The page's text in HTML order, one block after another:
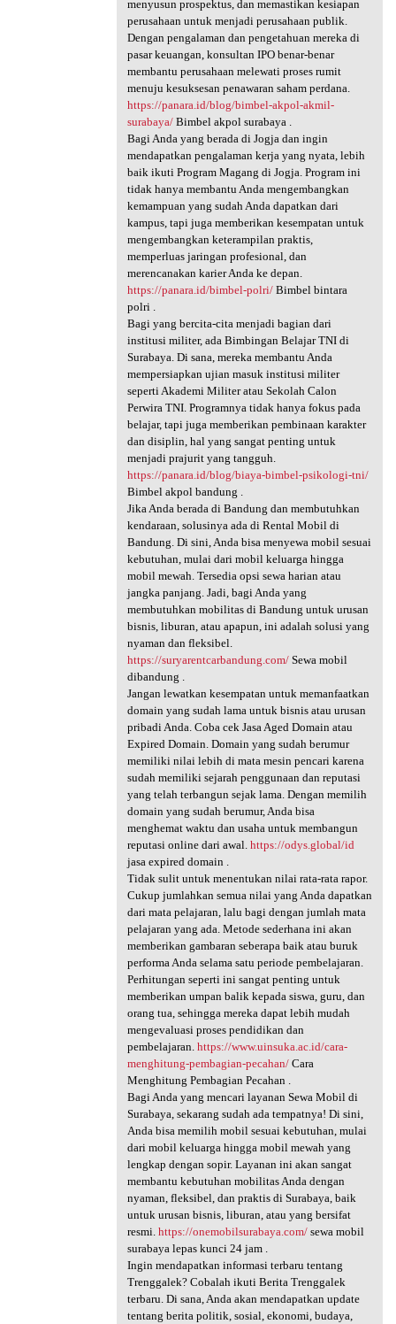
menyusun prospektus, dan memastikan kesiapan
perusahaan untuk menjadi perusahaan publik.
Dengan pengalaman dan pengetahuan mereka di
pasar keuangan, konsultan IPO benar-benar
membantu perusahaan melewati proses rumit
menuju kesuksesan penawaran saham perdana.
https://panara.id/blog/bimbel-akpol-akmil-
surabaya/Bimbel akpol surabaya .
Bagi Anda yang berada di Jogja dan ingin
mendapatkan pengalaman kerja yang nyata, lebih
baik ikuti Program Magang di Jogja. Program ini
tidak hanya membantu Anda mengembangkan
kemampuan yang sudah Anda dapatkan dari
kampus, tapi juga memberikan kesempatan untuk
mengembangkan keterampilan praktis,
memperluas jaringan profesional, dan
merencanakan karier Anda ke depan.
https://panara.id/bimbel-polri/Bimbel bintara
polri .
Bagi yang bercita-cita menjadi bagian dari
institusi militer, ada Bimbingan Belajar TNI di
Surabaya. Di sana, mereka membantu Anda
mempersiapkan ujian masuk institusi militer
seperti Akademi Militer atau Sekolah Calon
Perwira TNI. Programnya tidak hanya fokus pada
belajar, tapi juga memberikan pembinaan karakter
dan disiplin, hal yang sangat penting untuk
menjadi prajurit yang tangguh.
https://panara.id/blog/biaya-bimbel-psikologi-tni/
Bimbel akpol bandung .
Jika Anda berada di Bandung dan membutuhkan
kendaraan, solusinya ada di Rental Mobil di
Bandung. Di sini, Anda bisa menyewa mobil sesuai
kebutuhan, mulai dari mobil keluarga hingga
mobil mewah. Tersedia opsi sewa harian atau
jangka panjang. Jadi, bagi Anda yang
membutuhkan mobilitas di Bandung untuk urusan
bisnis, liburan, atau apapun, ini adalah solusi yang
nyaman dan fleksibel.
https://suryarentcarbandung.com/Sewa mobil
dibandung .
Jangan lewatkan kesempatan untuk memanfaatkan
domain yang sudah lama untuk bisnis atau urusan
pribadi Anda. Coba cek Jasa Aged Domain atau
Expired Domain. Domain yang sudah berumur
memiliki nilai lebih di mata mesin pencari karena
sudah memiliki sejarah penggunaan dan reputasi
yang telah terbangun sejak lama. Dengan memilih
domain yang sudah berumur, Anda bisa
menghemat waktu dan usaha untuk membangun
reputasi online dari awal. https://odys.global/id
jasa expired domain .
Tidak sulit untuk menentukan nilai rata-rata rapor.
Cukup jumlahkan semua nilai yang Anda dapatkan
dari mata pelajaran, lalu bagi dengan jumlah mata
pelajaran yang ada. Metode sederhana ini akan
memberikan gambaran seberapa baik atau buruk
performa Anda selama satu periode pembelajaran.
Perhitungan seperti ini sangat penting untuk
memberikan umpan balik kepada siswa, guru, dan
orang tua, sehingga mereka dapat lebih mudah
mengevaluasi proses pendidikan dan
pembelajaran. https://www.uinsuka.ac.id/cara-
menghitung-pembagian-pecahan/Cara
Menghitung Pembagian Pecahan .
Bagi Anda yang mencari layanan Sewa Mobil di
Surabaya, sekarang sudah ada tempatnya! Di sini,
Anda bisa memilih mobil sesuai kebutuhan, mulai
dari mobil keluarga hingga mobil mewah yang
lengkap dengan sopir. Layanan ini akan sangat
membantu kebutuhan mobilitas Anda dengan
nyaman, fleksibel, dan praktis di Surabaya, baik
untuk urusan bisnis, liburan, atau yang bersifat
resmi. https://onemobilsurabaya.com/sewa mobil
surabaya lepas kunci 24 jam .
Ingin mendapatkan informasi terbaru tentang
Trenggalek? Cobalah ikuti Berita Trenggalek
terbaru. Di sana, Anda akan mendapatkan update
tentang berita politik, sosial, ekonomi, budaya,